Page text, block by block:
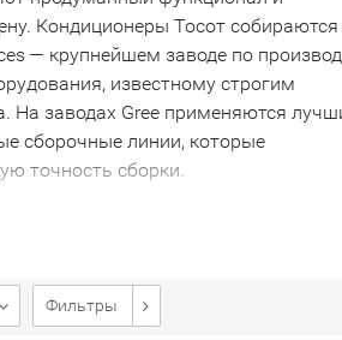
Кондиционеры Тосот
— крупнейшем заводе по
известному строгим
На заводах Gree применяются
сборочные линии, которые
точность сборки.
кондиционеры Tosot можно
Тосот не просто
дизайн, но и мощную
Фильтры